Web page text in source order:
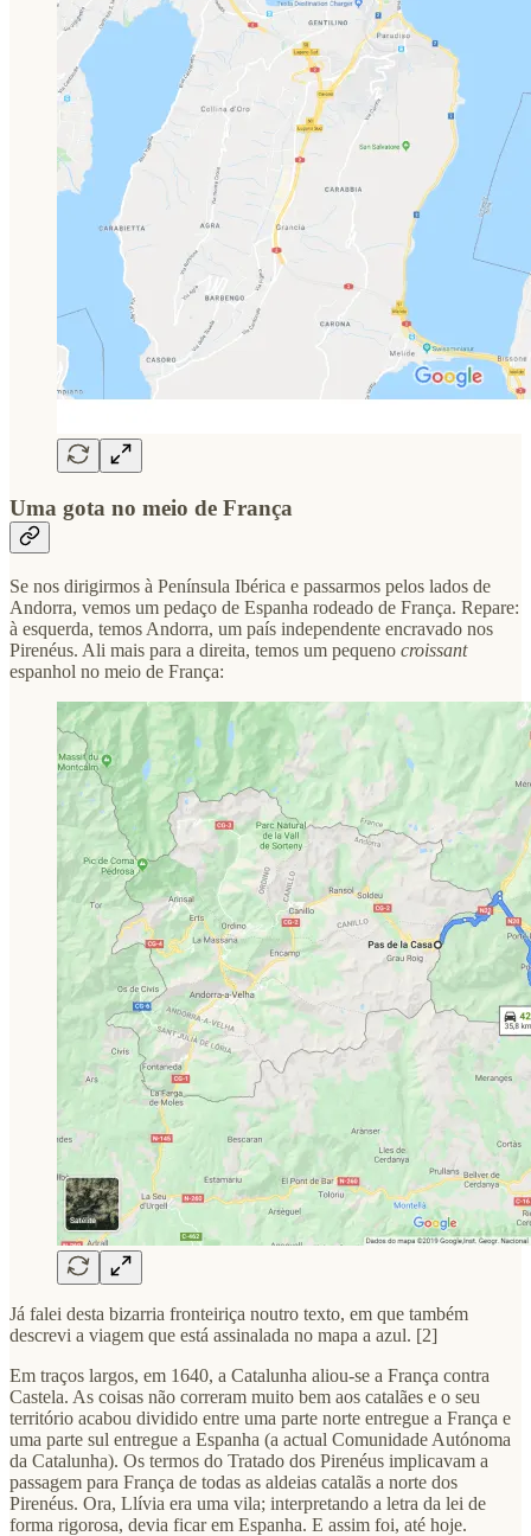
Uma gota no meio de França
Se nos dirigirmos à Península Ibérica e passarmos pelos lados de
Andorra, vemos um pedaço de Espanha rodeado de França. Repare:
à esquerda, temos Andorra, um país independente encravado nos
Pirenéus. Ali mais para a direita, temos um pequeno croissant
espanhol no meio de França:
Já falei desta bizarria fronteiriça noutro texto, em que também
descrevi a viagem que está assinalada no mapa a azul. [2]
Em traços largos, em 1640, a Catalunha aliou-se a França contra
Castela. As coisas não correram muito bem aos catalães e o seu
território acabou dividido entre uma parte norte entregue a França e
uma parte sul entregue a Espanha (a actual Comunidade Autónoma
da Catalunha). Os termos do Tratado dos Pirenéus implicavam a
passagem para França de todas as aldeias catalãs a norte dos
Pirenéus. Ora, Llívia era uma vila; interpretando a letra da lei de
forma rigorosa, devia ficar em Espanha. E assim foi, até hoje.